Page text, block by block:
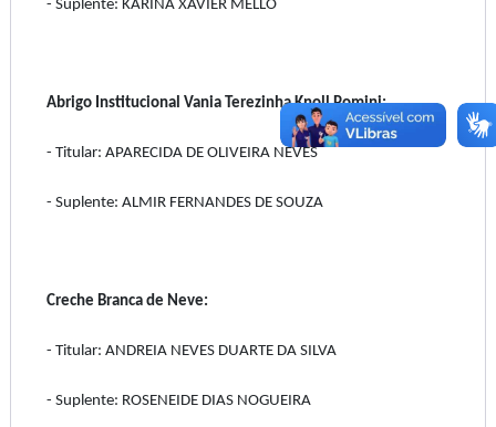
- Suplente: KARINA XAVIER MELLO
Abrigo Institucional Vania Terezinha Knoll Pomini:
- Titular: APARECIDA DE OLIVEIRA NEVES
- Suplente: ALMIR FERNANDES DE SOUZA
Creche Branca de Neve:
- Titular: ANDREIA NEVES DUARTE DA SILVA
- Suplente: ROSENEIDE DIAS NOGUEIRA